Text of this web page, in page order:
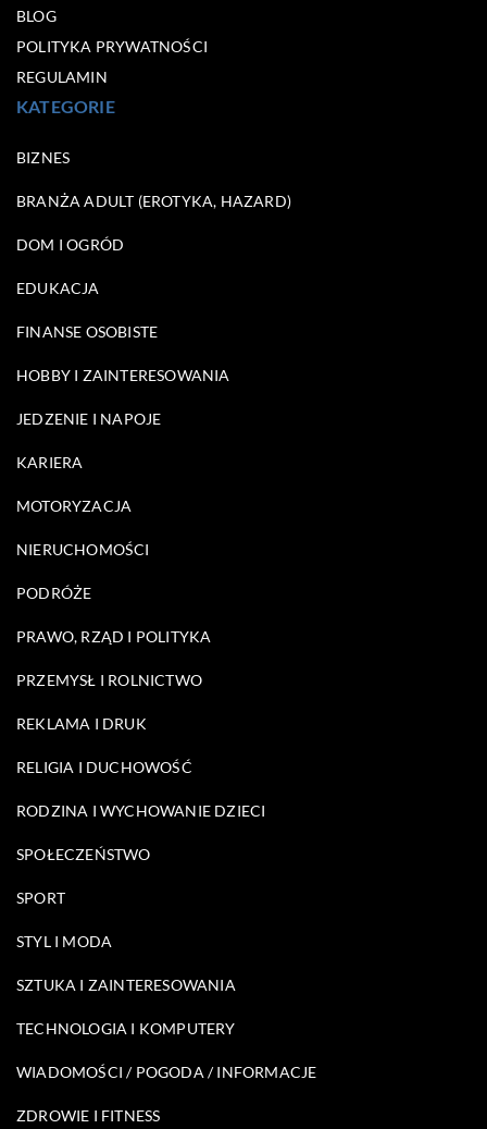
BLOG
POLITYKA PRYWATNOŚCI
REGULAMIN
KATEGORIE
BIZNES
BRANŻA ADULT (EROTYKA, HAZARD)
DOM I OGRÓD
EDUKACJA
FINANSE OSOBISTE
HOBBY I ZAINTERESOWANIA
JEDZENIE I NAPOJE
KARIERA
MOTORYZACJA
NIERUCHOMOŚCI
PODRÓŻE
PRAWO, RZĄD I POLITYKA
PRZEMYSŁ I ROLNICTWO
REKLAMA I DRUK
RELIGIA I DUCHOWOŚĆ
RODZINA I WYCHOWANIE DZIECI
SPOŁECZEŃSTWO
SPORT
STYL I MODA
SZTUKA I ZAINTERESOWANIA
TECHNOLOGIA I KOMPUTERY
WIADOMOŚCI / POGODA / INFORMACJE
ZDROWIE I FITNESS